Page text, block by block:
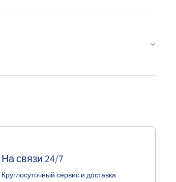
На связи 24/7
Круглосуточный сервис и доставка